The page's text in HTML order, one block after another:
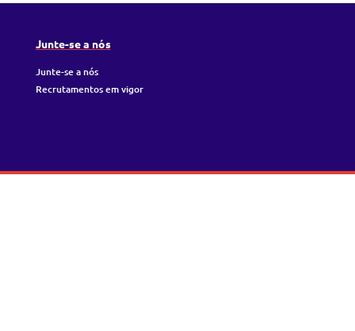
Junte-se a nós
Junte-se a nós
Recrutamentos em vigor